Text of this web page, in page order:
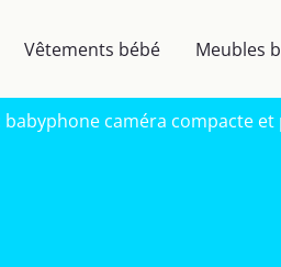
Vêtements bébé Meubles
babyphone caméra compacte